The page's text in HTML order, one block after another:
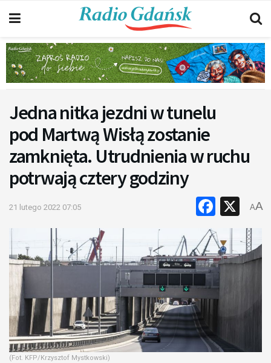
Jedna nitka jezdni w tunelu
pod Martwą Wisłą zostanie
zamknięta. Utrudnienia w ruchu
potrwają cztery godziny
21 lutego 2022 07:05 X
AA
(Fot. KFP/Krzysztof Mystkowski)